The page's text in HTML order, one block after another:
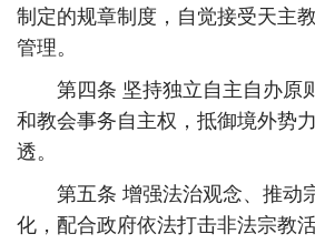
制定的规章制度，自觉接受天主
管理。
第四条 坚持独立自主自办原
和教会事务自主权，抵御境外势
透。
第五条 增强法治观念、推动
化，配合政府依法打击非法宗教